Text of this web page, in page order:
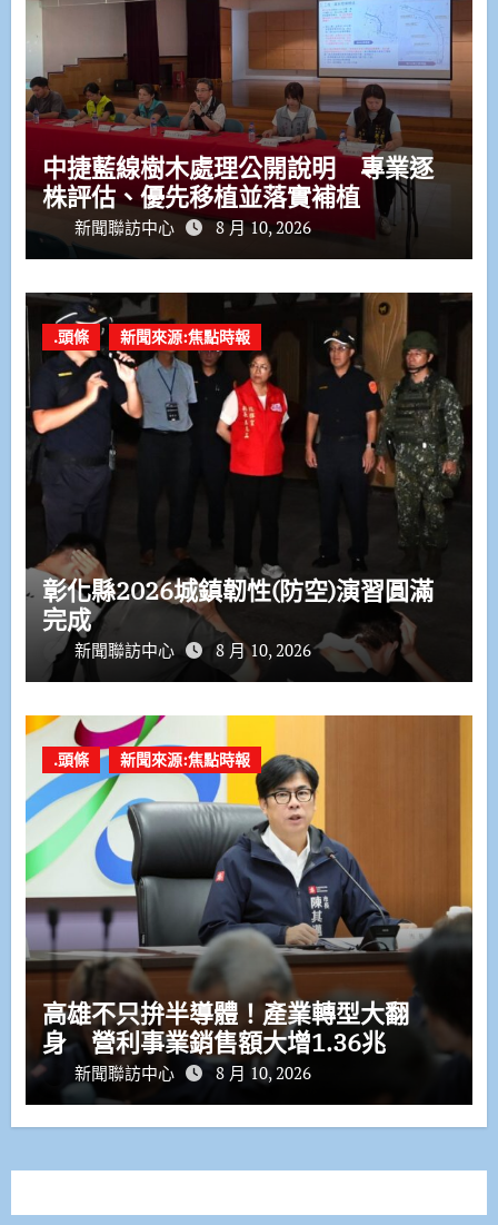
中捷藍線樹木處理公開說明 專業逐
株評估、優先移植並落實補植
新聞聯訪中心 8 月 10, 2026
.頭條 新聞來源:焦點時報
彰化縣2026城鎮韌性(防空)演習圓滿
完成
新聞聯訪中心 8 月 10, 2026
.頭條 新聞來源:焦點時報
高雄不只拚半導體！產業轉型大翻
身 營利事業銷售額大增1.36兆
新聞聯訪中心 8 月 10, 2026